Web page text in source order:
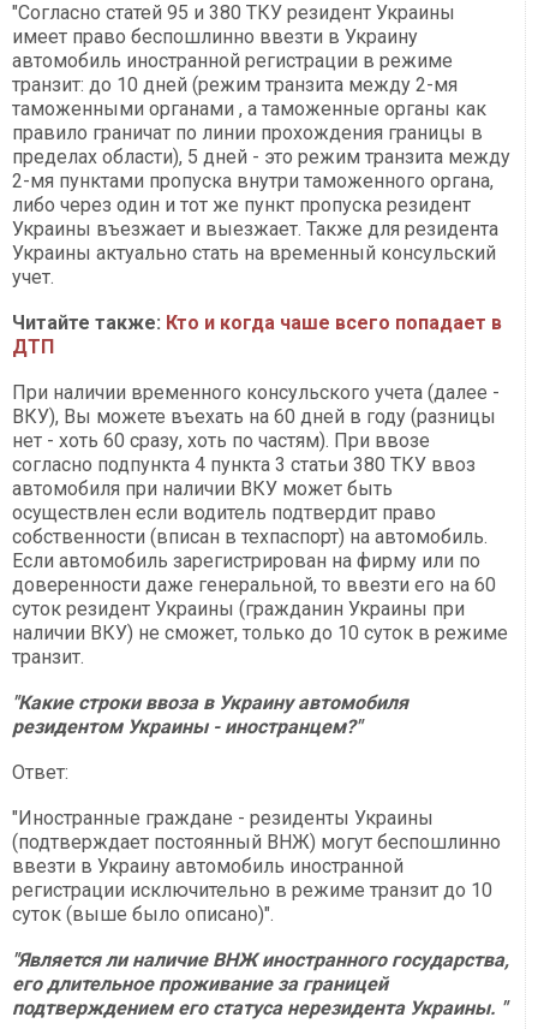
"Согласно статей 95 и 380 ТКУ резидент Украины
имеет право беспошлинно ввезти в Украину
автомобиль иностранной регистрации в режиме
транзит: до 10 дней (режим транзита между 2-мя
таможенными органами , а таможенные органы как
правило граничат по линии прохождения границы в
пределах области), 5 дней - это режим транзита между
2-мя пунктами пропуска внутри таможенного органа,
либо через один и тот же пункт пропуска резидент
Украины въезжает и выезжает. Также для резидента
Украины актуально стать на временный консульский
учет.
Читайте также: Кто и когда чаше всего попадает в
ДТП
При наличии временного консульского учета (далее -
ВКУ), Вы можете въехать на 60 дней в году (разницы
нет - хоть 60 сразу, хоть по частям). При ввозе
согласно подпункта 4 пункта 3 статьи 380 ТКУ ввоз
автомобиля при наличии ВКУ может быть
осуществлен если водитель подтвердит право
собственности (вписан в техпаспорт) на автомобиль.
Если автомобиль зарегистрирован на фирму или по
доверенности даже генеральной, то ввезти его на 60
суток резидент Украины (гражданин Украины при
наличии ВКУ) не сможет, только до 10 суток в режиме
транзит.
"Какие строки ввоза в Украину автомобиля
резидентом Украины - иностранцем?"
Ответ:
"Иностранные граждане - резиденты Украины
(подтверждает постоянный ВНЖ) могут беспошлинно
ввезти в Украину автомобиль иностранной
регистрации исключительно в режиме транзит до 10
суток (выше было описано)".
"Является ли наличие ВНЖ иностранного государства,
его длительное проживание за границей
подтверждением его статуса нерезидента Украины. "